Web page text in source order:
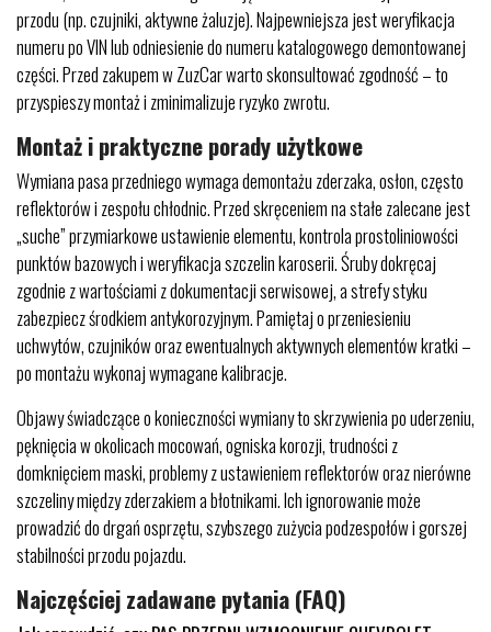
przodu (np. czujniki, aktywne żaluzje). Najpewniejsza jest weryfikacja
numeru po VIN lub odniesienie do numeru katalogowego demontowanej
części. Przed zakupem w ZuzCar warto skonsultować zgodność – to
przyspieszy montaż i zminimalizuje ryzyko zwrotu.
Montaż i praktyczne porady użytkowe
Wymiana pasa przedniego wymaga demontażu zderzaka, osłon, często
reflektorów i zespołu chłodnic. Przed skręceniem na stałe zalecane jest
„suche” przymiarkowe ustawienie elementu, kontrola prostoliniowości
punktów bazowych i weryfikacja szczelin karoserii. Śruby dokręcaj
zgodnie z wartościami z dokumentacji serwisowej, a strefy styku
zabezpiecz środkiem antykorozyjnym. Pamiętaj o przeniesieniu
uchwytów, czujników oraz ewentualnych aktywnych elementów kratki –
po montażu wykonaj wymagane kalibracje.
Objawy świadczące o konieczności wymiany to skrzywienia po uderzeniu,
pęknięcia w okolicach mocowań, ogniska korozji, trudności z
domknięciem maski, problemy z ustawieniem reflektorów oraz nierówne
szczeliny między zderzakiem a błotnikami. Ich ignorowanie może
prowadzić do drgań osprzętu, szybszego zużycia podzespołów i gorszej
stabilności przodu pojazdu.
Najczęściej zadawane pytania (FAQ)